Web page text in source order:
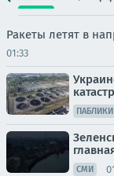
Ракеты летят в
01:33
ПАБЛИКИ
СМИ